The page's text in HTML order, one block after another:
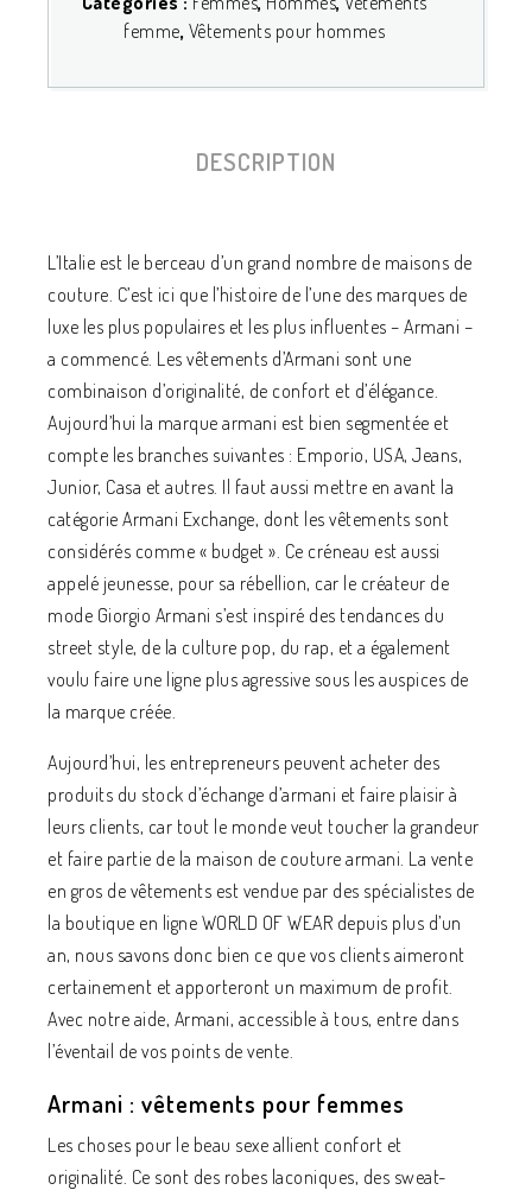
femme, Vêtements pour hommes
DESCRIPTION
L’Italie est le berceau d’un grand nombre de maisons de
couture. C’est ici que l’histoire de l’une des marques de
luxe les plus populaires et les plus influentes – Armani –
a commencé. Les vêtements d’Armani sont une
combinaison d’originalité, de confort et d’élégance.
Aujourd’hui la marque armani est bien segmentée et
compte les branches suivantes : Emporio, USA, Jeans,
Junior, Casa et autres. Il faut aussi mettre en avant la
catégorie Armani Exchange, dont les vêtements sont
considérés comme « budget ». Ce créneau est aussi
appelé jeunesse, pour sa rébellion, car le créateur de
mode Giorgio Armani s’est inspiré des tendances du
street style, de la culture pop, du rap, et a également
voulu faire une ligne plus agressive sous les auspices de
la marque créée.
Aujourd’hui, les entrepreneurs peuvent acheter des
produits du stock d’échange d’armani et faire plaisir à
leurs clients, car tout le monde veut toucher la grandeur
et faire partie de la maison de couture armani. La vente
en gros de vêtements est vendue par des spécialistes de
la boutique en ligne WORLD OF WEAR depuis plus d’un
an, nous savons donc bien ce que vos clients aimeront
certainement et apporteront un maximum de profit.
Avec notre aide, Armani, accessible à tous, entre dans
l’éventail de vos points de vente.
Armani : vêtements pour femmes
Les choses pour le beau sexe allient confort et
originalité. Ce sont des robes laconiques, des sweat-